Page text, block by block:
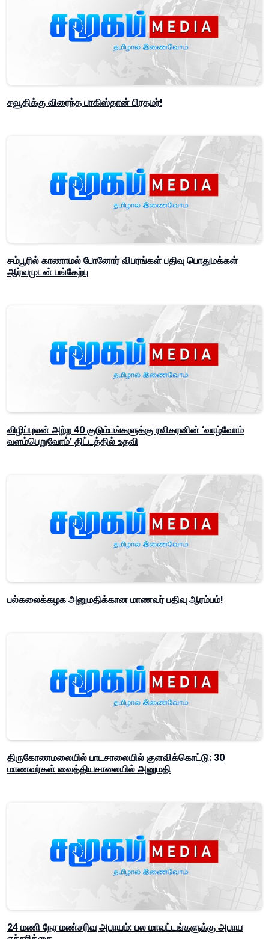
சவூதிக்கு விரைந்த பாகிஸ்தான் பிரதமர்!
சம்பூரில் காணாமல் போனோர் விபரங்கள் பதிவு பொதுமக்கள்
ஆர்வமுடன் பங்கேற்பு
விழிப்புலன் அற்ற 40 குடும்பங்களுக்கு ரவிகரனின் ‘வாழ்வோம்
வளம்பெறுவோம்’ திட்டத்தில் உதவி
பல்கலைக்கழக அனுமதிக்கான மாணவர் பதிவு ஆரம்பம்!
திருகோணமலையில் பாடசாலையில் குளவிக்கொட்டு: 30
மாணவர்கள் வைத்தியசாலையில் அனுமதி
24 மணி நேர மண்சரிவு அபாயம்: பல மாவட்டங்களுக்கு அபாய